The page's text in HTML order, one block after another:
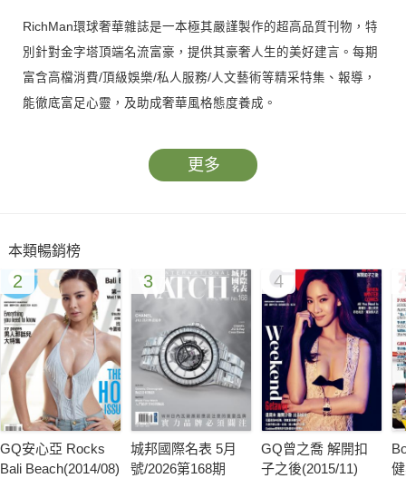
RichMan環球奢華雜誌是一本極其嚴謹製作的超高品質刊物，特
別針對金字塔頂端名流富豪，提供其豪奢人生的美好建言。每期
富含高檔消費/頂級娛樂/私人服務/人文藝術等精采特集、報導，
能徹底富足心靈，及助成奢華風格態度養成。
更多
本類暢銷榜
2
GQ安心亞 Rocks
Bali Beach(2014/08)
3
城邦國際名表 5月
號/2026第168期
4
GQ曾之喬 解開扣
子之後(2015/11)